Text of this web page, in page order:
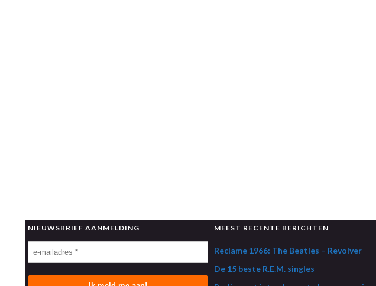
NIEUWSBRIEF AANMELDING MEEST RECENTE BERICHTEN
Reclame 1966: The Beatles – Revolver
De 15 beste R.E.M. singles